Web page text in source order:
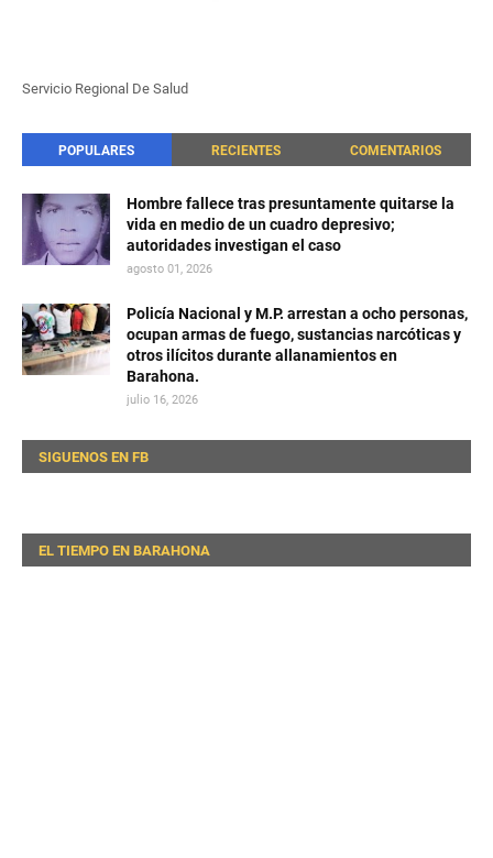
Servicio Regional De Salud
POPULARES RECIENTES COMENTARIOS
Hombre fallece tras presuntamente quitarse la
vida en medio de un cuadro depresivo;
autoridades investigan el caso
agosto 01, 2026
Policía Nacional y M.P. arrestan a ocho personas,
ocupan armas de fuego, sustancias narcóticas y
otros ilícitos durante allanamientos en
Barahona.
julio 16, 2026
SIGUENOS EN FB
EL TIEMPO EN BARAHONA